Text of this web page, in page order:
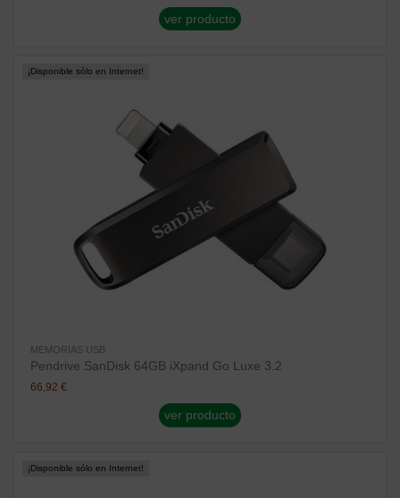
ver producto
¡Disponible sólo en Internet!
MEMORIAS USB
Pendrive SanDisk 64GB iXpand Go Luxe 3.2
66,92 €
ver producto
¡Disponible sólo en Internet!